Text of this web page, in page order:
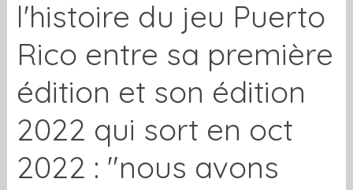
l'histoire du jeu Puerto
Rico entre sa première
édition et son édition
2022 qui sort en oct
2022 : "nous avons